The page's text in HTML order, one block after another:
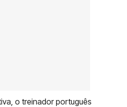
o treinador português